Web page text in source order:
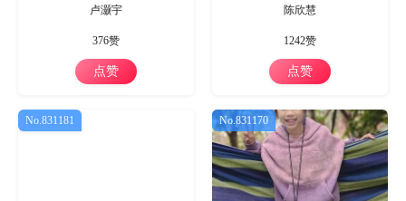
卢灏宇
376赞
点赞
陈欣慧
1242赞
点赞
No.831181 No.831170